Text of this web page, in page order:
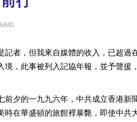
者，但我來自媒體的收入，已超過
，此事被列入記協年報，並予聲援
夕的一九九六年，中共成立香港新
在華盛頓的旅館裡暴斃，即使中共